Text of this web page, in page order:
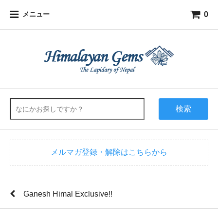
メニュー 0
検索
メルマガ登録・解除はこちらから
Ganesh Himal Exclusive!!